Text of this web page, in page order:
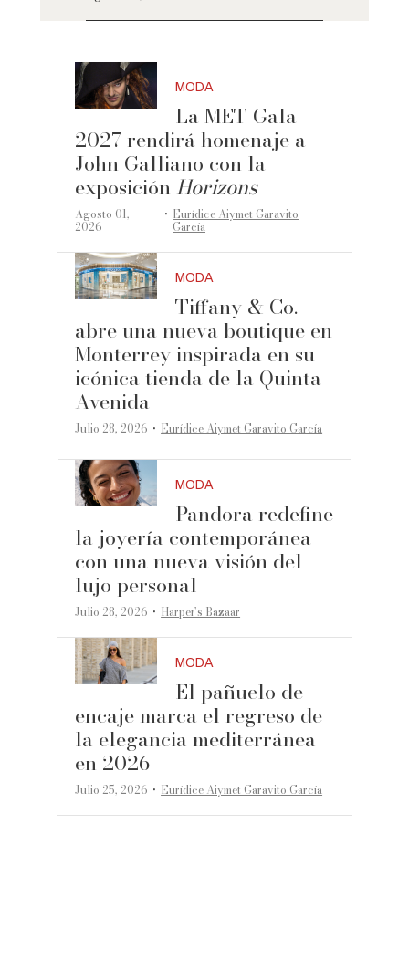
MODA
La MET Gala
2027 rendirá homenaje a
John Galliano con la
exposición Horizons
Agosto 01,
2026 ·Eurídice Aiymet Garavito
García
MODA
Tiffany & Co.
abre una nueva boutique en
Monterrey inspirada en su
icónica tienda de la Quinta
Avenida
Julio 28, 2026 ·Eurídice Aiymet Garavito García
MODA
Pandora redefine
la joyería contemporánea
con una nueva visión del
lujo personal
Julio 28, 2026 ·Harper’s Bazaar
MODA
El pañuelo de
encaje marca el regreso de
la elegancia mediterránea
en 2026
Julio 25, 2026 ·Eurídice Aiymet Garavito García